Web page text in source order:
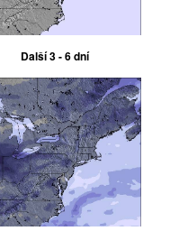
Další 3 - 6 dní